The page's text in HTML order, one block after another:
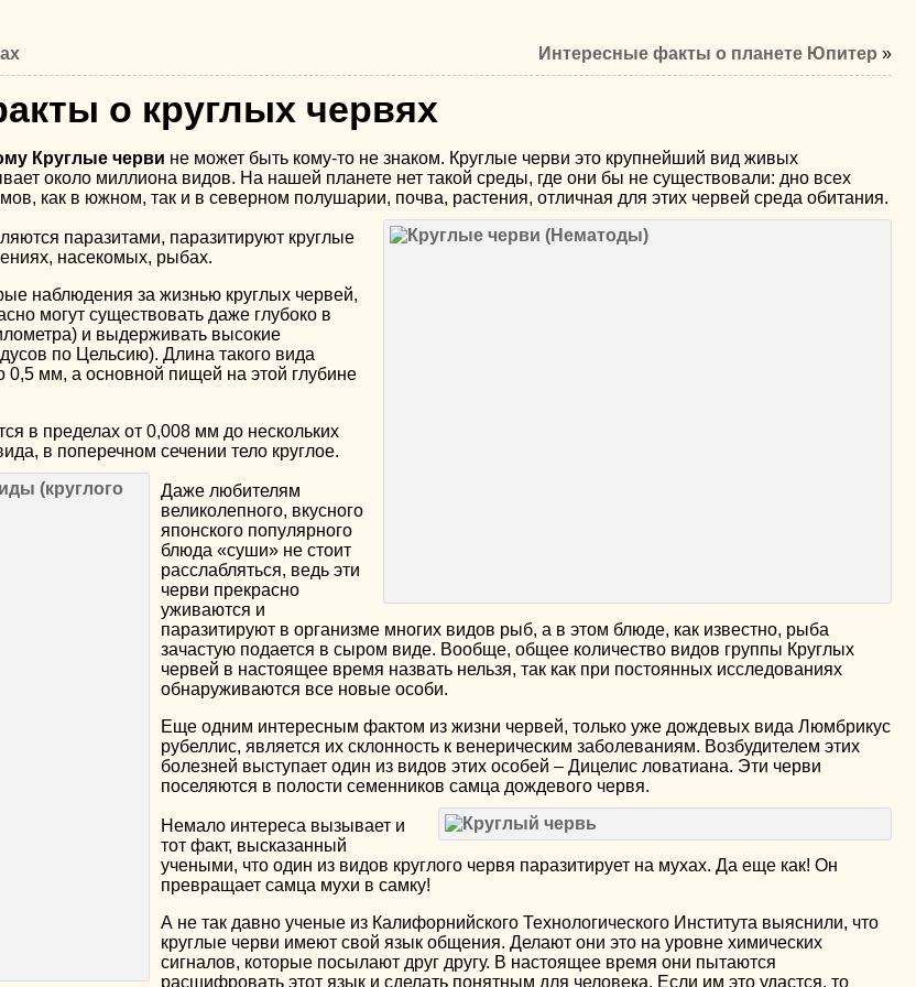
Интересные факты о планете Юпитер »
о круглых червях
Круглые черви не может быть кому-то не знаком. Круглые черви это крупнейший вид живых
около миллиона видов. На нашей планете нет такой среды, где они бы не существовали: дно всех
как в южном, так и в северном полушарии, почва, растения, отличная для этих червей среда обитания.
паразитами, паразитируют круглые
насекомых, рыбах.
наблюдения за жизнью круглых червей,
могут существовать даже глубоко в
и выдерживать высокие
по Цельсию). Длина такого вида
0,5 мм, а основной пищей на этой глубине
в пределах от 0,008 мм до нескольких
в поперечном сечении тело круглое.
Даже любителям
великолепного, вкусного
японского популярного
блюда «суши» не стоит
расслабляться, ведь эти
черви прекрасно
уживаются и
паразитируют в организме многих видов рыб, а в этом блюде, как известно, рыба
зачастую подается в сыром виде. Вообще, общее количество видов группы Круглых
червей в настоящее время назвать нельзя, так как при постоянных исследованиях
обнаруживаются все новые особи.
Еще одним интересным фактом из жизни червей, только уже дождевых вида Люмбрикус
рубеллис, является их склонность к венерическим заболеваниям. Возбудителем этих
болезней выступает один из видов этих особей – Дицелис ловатиана. Эти черви
поселяются в полости семенников самца дождевого червя.
Немало интереса вызывает и
тот факт, высказанный
учеными, что один из видов круглого червя паразитирует на мухах. Да еще как! Он
превращает самца мухи в самку!
А не так давно ученые из Калифорнийского Технологического Института выяснили, что
круглые черви имеют свой язык общения. Делают они это на уровне химических
сигналов, которые посылают друг другу. В настоящее время они пытаются
расшифровать этот язык и сделать понятным для человека. Если им это удастся, то